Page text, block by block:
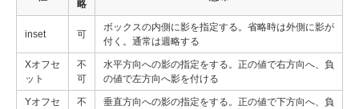
略
inset 可
ボックスの内側に影を指定する。省略時は外側に影が
付く。通常は週略する
Xオフセ
ット
不
可
水平方向への影の指定をする。正の値で右方向へ、負
の値で左方向へ影を付ける
Yオフセ
不
垂直方向への影の指定をする。正の値で下方向へ、負